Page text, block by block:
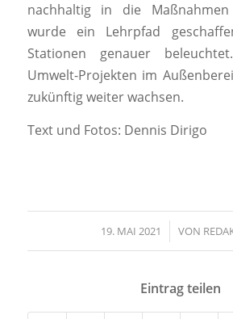
nachhaltig in die
wurde ein Lehrpfad
Stationen genauer
Umwelt-Projekten im
zukünftig weiter wachsen.
Text und Fotos: Dennis Dirigo
19. MAI 2021
/ VON
Eintrag teilen